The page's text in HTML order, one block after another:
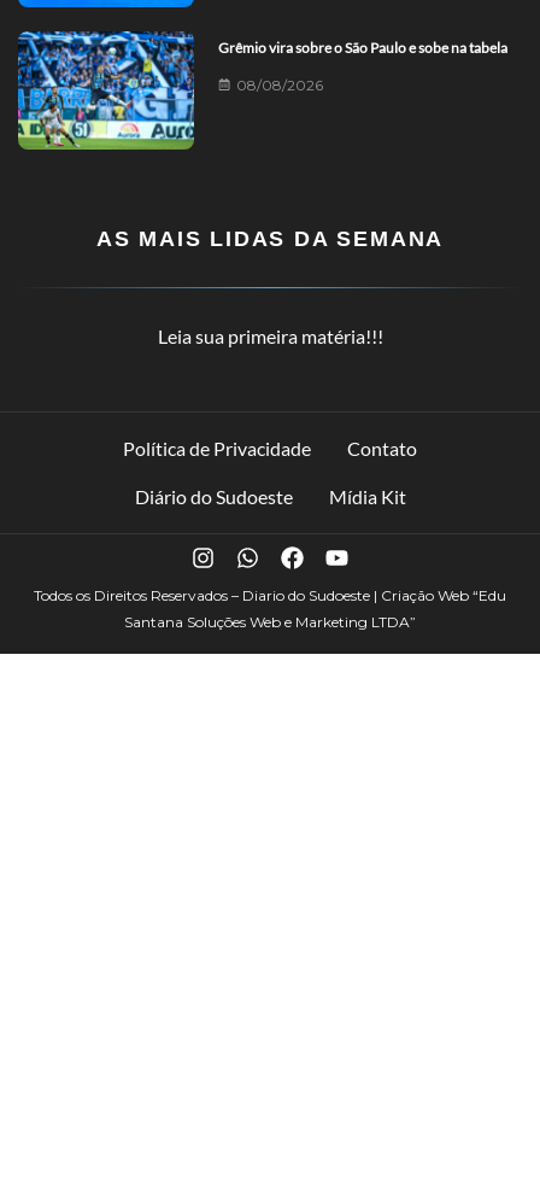
Grêmio vira sobre o São Paulo e sobe na tabela
08/08/2026
AS MAIS LIDAS DA SEMANA
Leia sua primeira matéria!!!
Política de Privacidade Contato
Diário do Sudoeste Mídia Kit
Todos os Direitos Reservados – Diario do Sudoeste | Criação Web “Edu
Santana Soluções Web e Marketing LTDA”